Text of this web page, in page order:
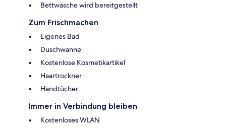
Bettwäsche wird bereitgestellt
Zum Frischmachen
Eigenes Bad
Duschwanne
Kostenlose Kosmetikartikel
Haartrockner
Handtücher
Immer in Verbindung bleiben
Kostenloses WLAN